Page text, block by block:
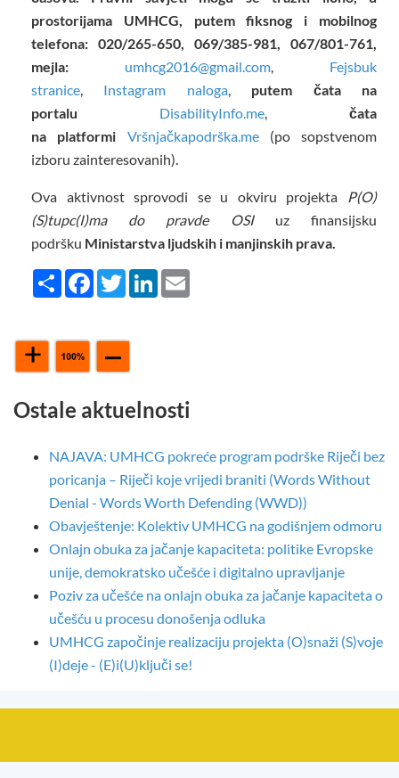
prostorijama UMHCG, putem fiksnog i mobilnog
telefona: 020/265-650, 069/385-981, 067/801-761,
mejla: umhcg2016@gmail.com, Fejsbuk
stranice, Instagram naloga, putem čata na
portalu
DisabilityInfo.me, čata
na
platformi Vršnjačkapodrška.me(po sopstvenom
izboru zainteresovanih).
Ova aktivnost sprovodi se u okviru projekta
P(O)
(S)tupc(I)ma do pravde OSI uz finansijsku
podršku Ministarstva ljudskih i manjinskih prava.
Share FacebookTwitterLinkedIn
Ostale aktuelnosti
NAJAVA: UMHCG pokreće program podrške Riječi bez
poricanja – Riječi koje vrijedi braniti (Words Without
Denial - Words Worth Defending (WWD))
Obavještenje: Kolektiv UMHCG na godišnjem odmoru
Onlajn obuka za jačanje kapaciteta: politike Evropske
unije, demokratsko učešće i digitalno upravljanje
Poziv za učešće na onlajn obuka za jačanje kapaciteta o
učešću u procesu donošenja odluka
UMHCG započinje realizaciju projekta (O)snaži (S)voje
(I)deje - (E)i(U)ključi se!